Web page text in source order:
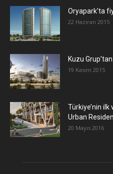
Oryapark’ta
22 Haziran 2015
​Kuzu
19 Kasım 2015
Türkiye’nin ilk
Urban
20 Mayıs 2016